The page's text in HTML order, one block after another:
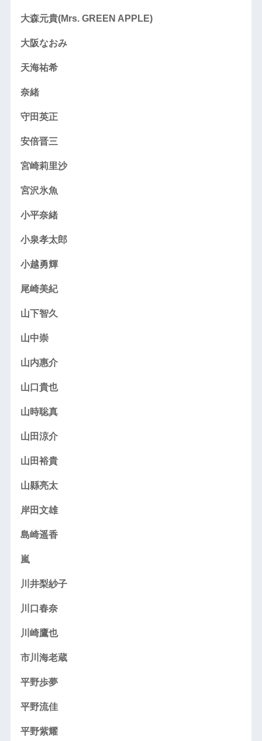
大森元貴(Mrs. GREEN APPLE)
大阪なおみ
天海祐希
奈緒
守田英正
安倍晋三
宮崎莉里沙
宮沢氷魚
小平奈緒
小泉孝太郎
小越勇輝
尾崎美紀
山下智久
山中崇
山内惠介
山口貴也
山時聡真
山田涼介
山田裕貴
山縣亮太
岸田文雄
島崎遥香
嵐
川井梨紗子
川口春奈
川崎鷹也
市川海老蔵
平野歩夢
平野流佳
平野紫耀